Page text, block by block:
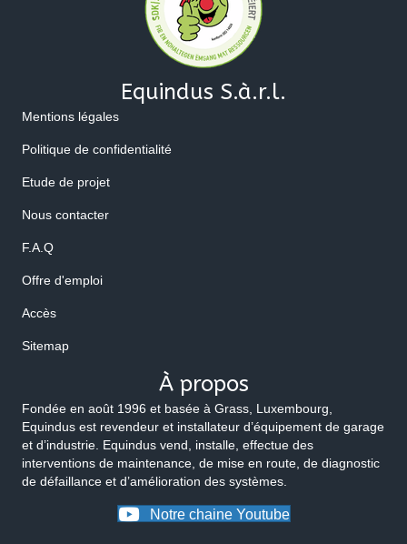
Equindus S.à.r.l.
Mentions légales
Politique de confidentialité
Etude de projet
Nous contacter
F.A.Q
Offre d'emploi
Accès
Sitemap
À propos
Fondée en août 1996 et basée à Grass, Luxembourg,
Equindus est revendeur et installateur d’équipement de garage
et d’industrie. Equindus vend, installe, effectue des
interventions de maintenance, de mise en route, de diagnostic
de défaillance et d’amélioration des systèmes.
Notre chaine Youtube